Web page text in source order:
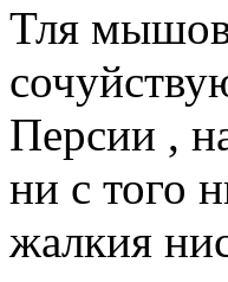
Тля
Персии ,
ни с того
жалкия